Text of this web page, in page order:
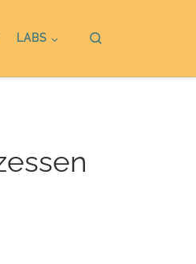
LABS